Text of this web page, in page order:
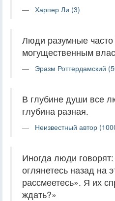
Харпер Ли (3)
Люди разумные
могущественным
Эразм Роттердамский
В глубине души все
глубина разная.
Неизвестный автор
Иногда люди
оглянетесь назад на
рассмеетесь». Я их
ждать?»